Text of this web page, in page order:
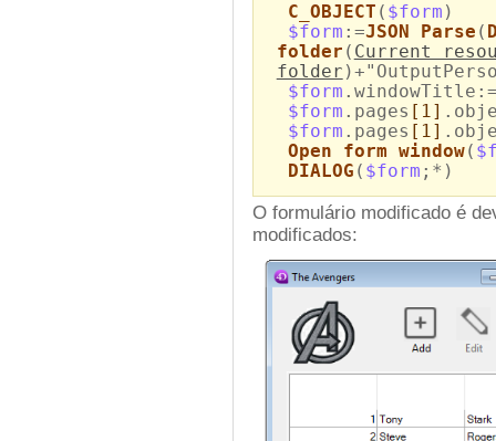
C_OBJECT ( $form )
$form :=JSON Parse (
folder ( Current
folder
$form
$form .pages [1]
$form .pages [1]
Open form window(
DIALOG ( $form ;*)
O formulário modificado é
modificados: